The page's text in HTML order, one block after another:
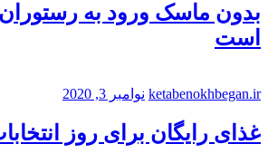
بدون ماسک ورود به
است
ketabenokhbegan.ir نوامبر 3, 2020
غذای رایگان برای روز